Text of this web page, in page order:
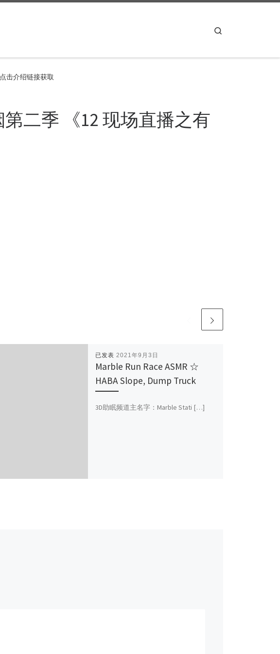
击介绍链接获取
第二季 《12 现场直播之有
已发表 2021年9月3日
Marble Run Race ASMR ☆
HABA Slope, Dump Truck
3D助眠频道主名字：Marble Stati […]